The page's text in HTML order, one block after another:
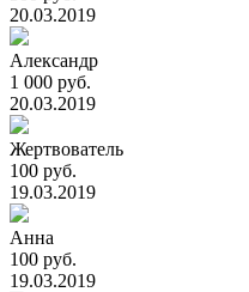
20.03.2019
Александр
1 000 руб.
20.03.2019
Жертвователь
100 руб.
19.03.2019
Анна
100 руб.
19.03.2019